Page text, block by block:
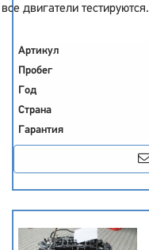
все двигатели тестируются.
Артикул
Пробег
Год
Страна
Гарантия